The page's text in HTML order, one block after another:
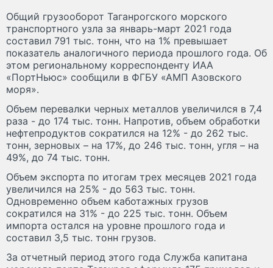
Общий грузооборот Таганрогского морского
транспортного узла за январь-март 2021 года
составил 791 тыс. тонн, что на 1% превышает
показатель аналогичного периода прошлого года. Об
этом региональному корреспонденту ИАА
«ПортНьюс» сообщили в ФГБУ «АМП Азовского
моря».
Объем перевалки черных металлов увеличился в 7,4
раза - до 174 тыс. тонн. Напротив, объем обработки
нефтепродуктов сократился на 12% - до 262 тыс.
тонн, зерновых – на 17%, до 246 тыс. тонн, угля – на
49%, до 74 тыс. тонн.
Объем экспорта по итогам трех месяцев 2021 года
увеличился на 25% - до 563 тыс. тонн.
Одновременно объем каботажных грузов
сократился на 31% - до 225 тыс. тонн. Объем
импорта остался на уровне прошлого года и
составил 3,5 тыс. тонн грузов.
За отчетный период этого года Служба капитана